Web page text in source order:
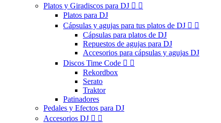
Platos y Giradiscos para DJ  
Platos para DJ
Cápsulas y agujas para tus platos de DJ  
Cápsulas para platos de DJ
Repuestos de agujas para DJ
Accesorios para cápsulas y agujas DJ
Discos Time Code  
Rekordbox
Serato
Traktor
Patinadores
Pedales y Efectos para DJ
Accesorios DJ  